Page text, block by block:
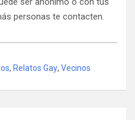
personas te contacten.
, Relatos Gay, Vecinos